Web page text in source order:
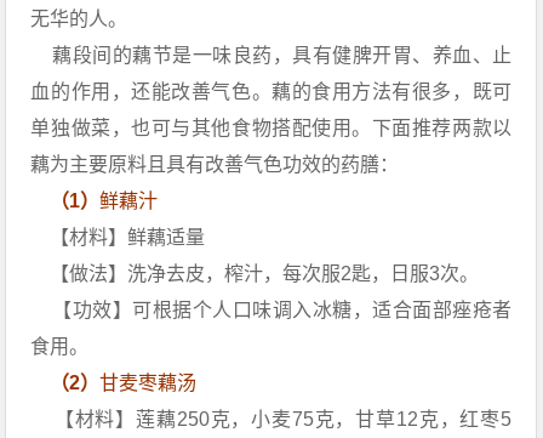
无华的人。
藕段间的藕节是一味良药，具有健脾开胃、养血、止
血的作用，还能改善气色。藕的食用方法有很多，既可
单独做菜，也可与其他食物搭配使用。下面推荐两款以
藕为主要原料且具有改善气色功效的药膳：
（1）鲜藕汁
【材料】鲜藕适量
【做法】洗净去皮，榨汁，每次服2匙，日服3次。
【功效】可根据个人口味调入冰糖，适合面部痤疮者
食用。
（2）甘麦枣藕汤
【材料】莲藕250克，小麦75克，甘草12克，红枣5